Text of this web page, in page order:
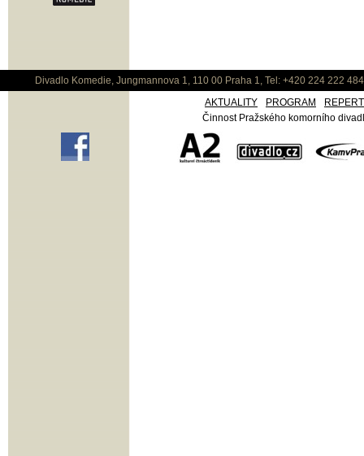
Divadlo Komedie, Jungmannova 1, 110 00 Praha 1, Tel: +420 224 222
AKTUALITY
PROGRAM
Činnost Pražského komorního